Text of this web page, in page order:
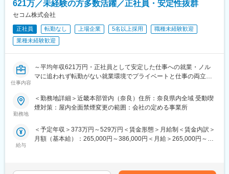
■開発環境：
開発言語：PHP
■これまでの成功事例：
親会社であるフジトランスポートでの基幹システムの入れ替え、
M＆Aに伴うシステム切り替え等
■サポート体制：
入社後、まずは業務知識についてしっかりサポートします。シス
る環境です。
当社は社員6名の少数精鋭チームです。20代から50代までの幅広
い年齢層が在籍しており、各メンバーがそれぞれの強みを活かし
621万／未経験の方多数活躍／正社員・安定性抜群
セコム株式会社
正社員 転勤なし 上場企業 5名以上採用
職種未経験歓迎
業種未経験歓迎
仕事内容
～平均年収621万円・正社員として安定した仕事への就業・ノル
マに追われず転勤がない就業環境でプライベートと仕事の両立が
■業務概要
ご契約先に設置された防犯センサーが異常を検知した際や、火災
信号、救急信号を受信した際に、コントロールセンターの指示で
勤務地
＜勤務地詳細＞近畿本部管内（奈良）住所：奈良県内全域 受動喫
煙対策：屋内全面禁煙変更の範囲：会社の定める事業所
給与
＜予定年収＞373万円～529万円＜賃金形態＞月給制＜賃金内訳＞
月額（基本給）：265,000円～386,000円＜月給＞265,000円～